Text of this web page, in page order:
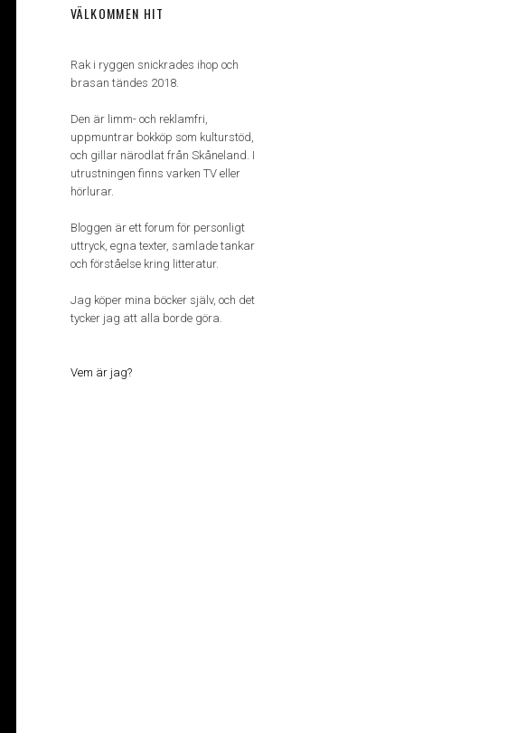
VÄLKOMMEN HIT
Rak i ryggen snickrades ihop och
brasan tändes 2018.
Den är limm- och reklamfri,
uppmuntrar bokköp som kulturstöd,
och gillar närodlat från Skåneland. I
utrustningen finns varken TV eller
hörlurar.
Bloggen är ett forum för personligt
uttryck, egna texter, samlade tankar
och förståelse kring litteratur.
Jag köper mina böcker själv, och det
tycker jag att alla borde göra.
Vem är jag?